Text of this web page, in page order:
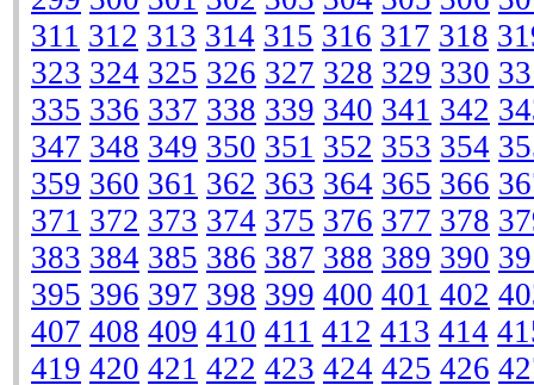
311 312 313 314 315 316 317 318
323 324 325 326 327 328 329 330
335 336 337 338 339 340 341 342
347 348 349 350 351 352 353 354
359 360 361 362 363 364 365 366
371 372 373 374 375 376 377 378
383 384 385 386 387 388 389 390
395 396 397 398 399 400 401 402
407 408 409 410 411 412 413 414
419 420 421 422 423 424 425 426